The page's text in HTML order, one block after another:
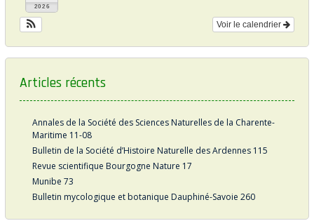
2026
Voir le calendrier
Articles récents
Annales de la Société des Sciences Naturelles de la Charente-
Maritime 11-08
Bulletin de la Société d’Histoire Naturelle des Ardennes 115
Revue scientifique Bourgogne Nature 17
Munibe 73
Bulletin mycologique et botanique Dauphiné-Savoie 260